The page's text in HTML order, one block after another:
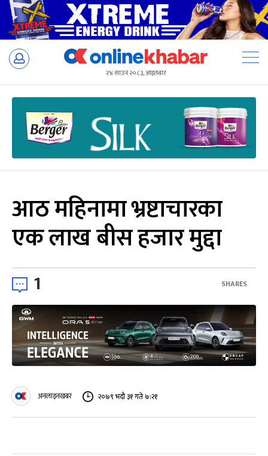
Skip
२४ साउन २०८३, आइतबार
आठ महिनामा भ्रष्टाचारका
एक लाख बीस हजार मुद्दा
1 SHARES
अनलाइनखबर २०७९ भदौ ३१ गते ७:२१